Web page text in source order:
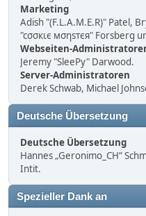
Marketing
Adish "(F.L.A.M.E.R)" Patel,
"cσσкιє мσηѕтєя" Forsberg
Webseiten-
Jeremy "SleePy" Darwood.
Server-Administratoren
Derek Schwab, Michael
Deutsche Übersetzung
Deutsche Übersetzung
Hannes „Geronimo_CH“
Intit.
Spezieller Dank an